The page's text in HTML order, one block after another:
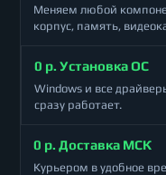
Меняем любой
корпус, память,
0 р. Установка ОС
Windows и все
сразу работает.
0 р. Доставка МСК
Курьером в удобное